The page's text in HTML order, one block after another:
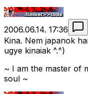
2006.06.14. 17:36
Kina. Nem japanok
ugye kinaiak ^.^)
~ I am the master of
soul ~